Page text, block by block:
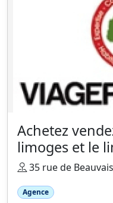
Achetez
limoges et le
35 rue de
Agence